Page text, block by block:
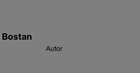
Bostan
Autor